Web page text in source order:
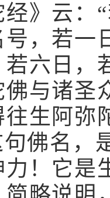
经》云
号，若一
若六日，
与诸圣
生阿弥
句佛名，
！它是